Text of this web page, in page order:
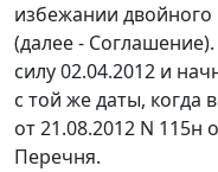
избежании двойного
(далее -
силу 02.04.2012 и
с той же даты, когда
от 21.08.2012 N
Перечня.